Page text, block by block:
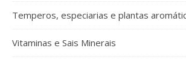
Temperos, especiarias e plantas
Vitaminas e Sais Minerais